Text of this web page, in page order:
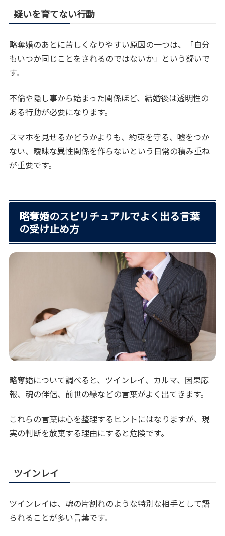
疑いを育てない行動
略奪婚のあとに苦しくなりやすい原因の一つは、「自分
もいつか同じことをされるのではないか」という疑いで
す。
不倫や隠し事から始まった関係ほど、結婚後は透明性の
ある行動が必要になります。
スマホを見せるかどうかよりも、約束を守る、嘘をつか
ない、曖昧な異性関係を作らないという日常の積み重ね
が重要です。
略奪婚のスピリチュアルでよく出る言葉
の受け止め方
略奪婚について調べると、ツインレイ、カルマ、因果応
報、魂の伴侶、前世の縁などの言葉がよく出てきます。
これらの言葉は心を整理するヒントにはなりますが、現
実の判断を放棄する理由にすると危険です。
ツインレイ
ツインレイは、魂の片割れのような特別な相手として語
られることが多い言葉です。